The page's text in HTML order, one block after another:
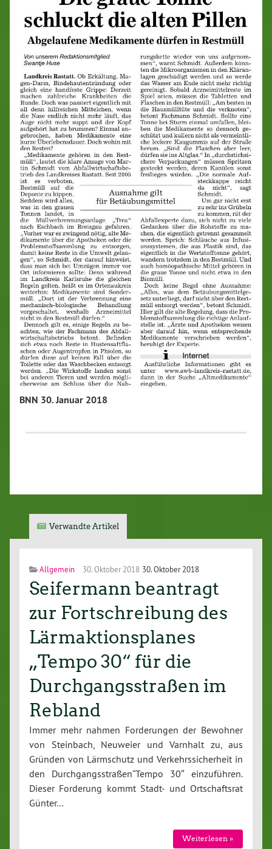
BNN 30. Januar 2018
Verwandte Artikel
Allgemein 30. Oktober 2018 30. Oktober 2018
Seifermann beantragt
zur Fortschreibung des
Lärmaktionsplanes
„Tempo 30“ für die
Durchgangsstraßen im
Rebland
Immer mehr nahmen Forderungen der Bewohner
von Steinbach, Neuweier und Varnhalt zu, aus
Gründen von Lärmschutz und Verkehrssicherheit in
den Durchgangsstraßen“Tempo 30″ einzuführen.
Dieser Forderung kommt Stadt- und Ortschaftsrat
Günter…
Weiterlesen »